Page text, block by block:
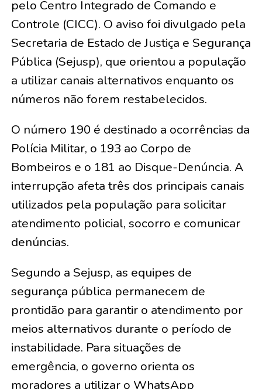
pelo Centro Integrado de Comando e
Controle (CICC). O aviso foi divulgado pela
Secretaria de Estado de Justiça e Segurança
Pública (Sejusp), que orientou a população
a utilizar canais alternativos enquanto os
números não forem restabelecidos.
O número 190 é destinado a ocorrências da
Polícia Militar, o 193 ao Corpo de
Bombeiros e o 181 ao Disque-Denúncia. A
interrupção afeta três dos principais canais
utilizados pela população para solicitar
atendimento policial, socorro e comunicar
denúncias.
Segundo a Sejusp, as equipes de
segurança pública permanecem de
prontidão para garantir o atendimento por
meios alternativos durante o período de
instabilidade. Para situações de
emergência, o governo orienta os
moradores a utilizar o WhatsApp